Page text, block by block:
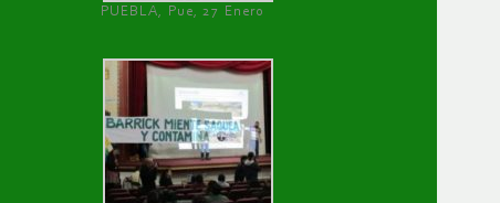
PUEBLA, Pue, 27 Enero